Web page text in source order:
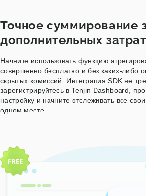
Точное суммирование
дополнительных затрат
Начните использовать функцию
совершенно бесплатно и без каких-либо
скрытых комиссий. Интеграция SDK не
зарегистрируйтесь в Tenjin Dashboard,
настройку и начните отслеживать все
одном месте.